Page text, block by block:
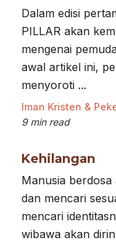
Dalam edisi
PILLAR akan
mengenai
awal artikel ini,
menyoroti ...
Iman Kristen &
9 min read
Kehilangan
Manusia
dan mencari
mencari
wibawa akan